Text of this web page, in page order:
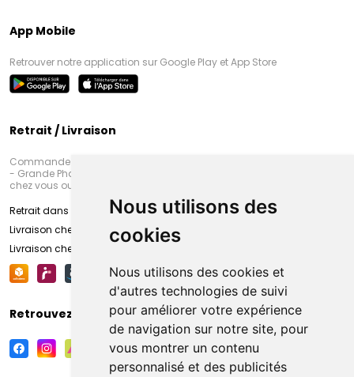
Nous utilisons des
cookies
Nous utilisons des cookies et
d'autres technologies de suivi
pour améliorer votre expérience
de navigation sur notre site, pour
vous montrer un contenu
personnalisé et des publicités
App Mobile
Retrouver notre application sur Google Play et App Store
Retrait / Livraison
Commandez en ligne et venez chercher votre commande à Amiens
- Grande Pharmacie d’Amiens (Fachon) ou recevez-là rapidement
chez vous ou en point retrait
Retrait dans la pharmacie d’Amiens
Livraison chez vous
Livraison chez votre commerçant
Retrouvez-nous sur vos réseaux sociaux